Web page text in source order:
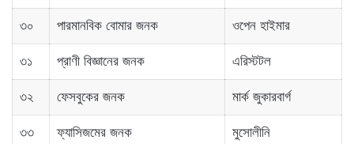
৩০ পারমানবিক বোমার জনক ওপেন হাইমার
৩১ প্রাণী বিজ্ঞানের জনক এরিস্টটল
৩২ ফেসবুকের জনক মার্ক জুকারবার্গ
৩৩ ফ্যাসিজমের জনক মুসোলীনি